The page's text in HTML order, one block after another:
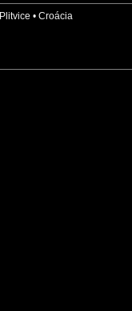
Plitvice • Croácia